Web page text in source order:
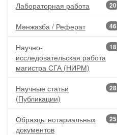
20
Лабораторная работа
46
Мәнжазба / Реферат
18
Научно-
исследовательская работа
магистра СГА (НИРМ)
28
Научные статьи
(Публикации)
25
Образцы нотариальных
документов